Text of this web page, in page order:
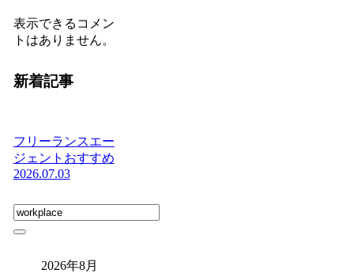
表示できるコメン
トはありません。
新着記事
フリーランスエー
ジェントおすすめ
2026.07.03
2026年8月